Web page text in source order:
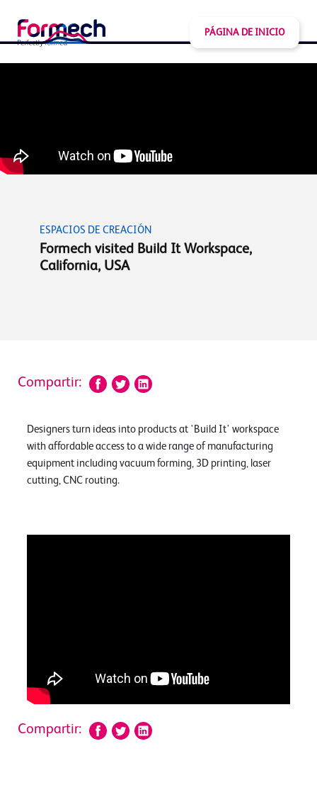
PÁGINA DE INICIO
ESPACIOS DE CREACIÓN
Formech visited Build It Workspace,
California, USA
Compartir:
Designers turn ideas into products at 'Build It' workspace
with affordable access to a wide range of manufacturing
equipment including vacuum forming, 3D printing, laser
cutting, CNC routing.
Compartir: